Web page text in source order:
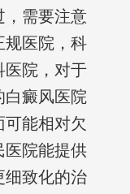
，需要注意
规医院，科
医院，对于
白癜风医院
可能相对欠
医院能提供
细致化的治